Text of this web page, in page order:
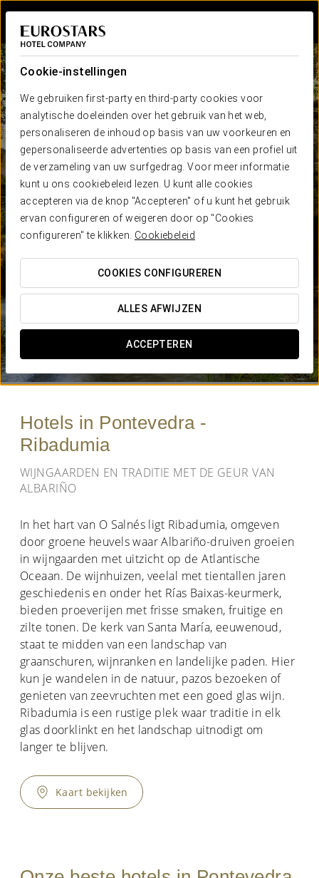
Cookie-instellingen
We gebruiken first-party en third-party cookies voor
analytische doeleinden over het gebruik van het web,
personaliseren de inhoud op basis van uw voorkeuren en
gepersonaliseerde advertenties op basis van een profiel uit
de verzameling van uw surfgedrag. Voor meer informatie
kunt u ons cookiebeleid lezen. U kunt alle cookies
accepteren via de knop "Accepteren" of u kunt het gebruik
ervan configureren of weigeren door op "Cookies
configureren" te klikken. Cookiebeleid
COOKIES CONFIGUREREN
ALLES AFWIJZEN
ACCEPTEREN
Hotels in Pontevedra -
Ribadumia
WIJNGAARDEN EN TRADITIE MET DE GEUR VAN
ALBARIÑO
In het hart van O Salnés ligt Ribadumia, omgeven
door groene heuvels waar Albariño-druiven groeien
in wijngaarden met uitzicht op de Atlantische
Oceaan. De wijnhuizen, veelal met tientallen jaren
geschiedenis en onder het Rías Baixas-keurmerk,
bieden proeverijen met frisse smaken, fruitige en
zilte tonen. De kerk van Santa María, eeuwenoud,
staat te midden van een landschap van
graanschuren, wijnranken en landelijke paden. Hier
kun je wandelen in de natuur, pazos bezoeken of
genieten van zeevruchten met een goed glas wijn.
Ribadumia is een rustige plek waar traditie in elk
glas doorklinkt en het landschap uitnodigt om
langer te blijven.
Kaart bekijken